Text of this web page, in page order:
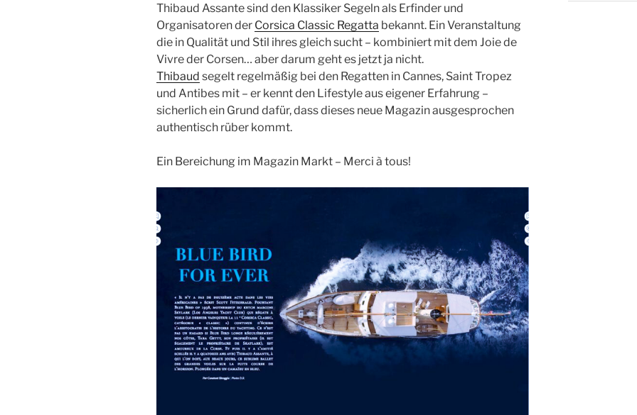
Thibaud Assante sind den Klassiker Segeln als Erfinder und
Organisatoren der Corsica Classic Regatta bekannt. Ein Veranstaltung
die in Qualität und Stil ihres gleich sucht – kombiniert mit dem Joie de
Vivre der Corsen… aber darum geht es jetzt ja nicht.
Thibaud segelt regelmäßig bei den Regatten in Cannes, Saint Tropez
und Antibes mit – er kennt den Lifestyle aus eigener Erfahrung –
sicherlich ein Grund dafür, dass dieses neue Magazin ausgesprochen
authentisch rüber kommt.
Ein Bereichung im Magazin Markt – Merci à tous!